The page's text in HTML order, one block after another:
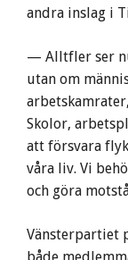
andra inslag i
— Alltfler ser
utan om
Skolor,
att försvara
våra liv. Vi
och göra
Vänsterpartiet